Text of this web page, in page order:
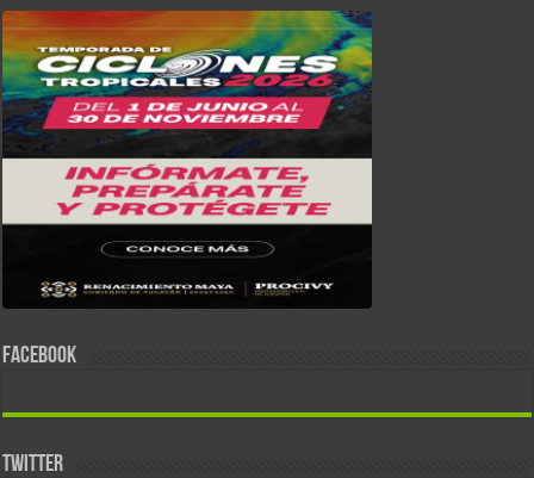
FACEBOOK
TWITTER